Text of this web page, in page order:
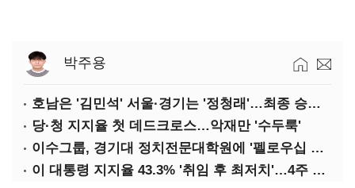
박주용
호남은 '김민석' 서울·경기는 '정청래'…최종 승자는 '안갯속'
당·청 지지율 첫 데드크로스…악재만 '수두룩'
이수그룹, 경기대 정치전문대학원에 '펠로우십 기금' 3900만원 출연
이 대통령 지지율 43.3% '취임 후 최저치'…4주 연속 '하락'